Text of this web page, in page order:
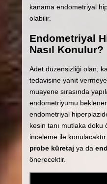
kanama endometriyal
olabilir.
Endometriyal
Nasıl Konulur?
Adet düzensizliği olan,
tedavisine yanıt
muayene sırasında
endometriyumu
endometriyal
kesin tanı mutlaka
inceleme ile
probe küretaj ya da
önerecektir.